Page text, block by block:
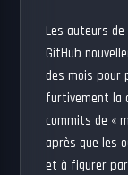
Les auteurs
GitHub
des mois pour
furtivement la
commits de «
après que les
et à figurer